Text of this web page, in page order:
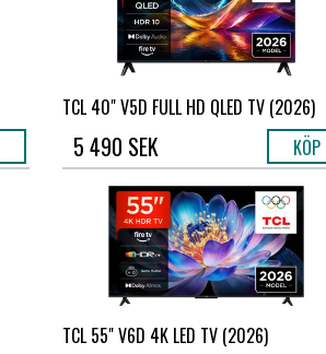
TCL 40" V5D FULL HD QLED TV (2026)
5 490 SEK KÖP
TCL 55" V6D 4K LED TV (2026)